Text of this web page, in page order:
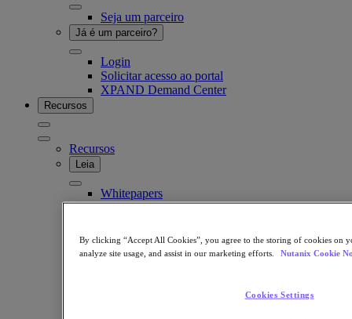
Seja um parceiro
Já é um parceiro?
Login
Solicitar acesso ao portal
XPAND Demand Center
Recursos
Recursos
Leia
Whitepapers
E-Books
Histórias dos clientes
Glossário
By clicking “Accept All Cookies”, you agree to the storing of cookies on
analyze site usage, and assist in our marketing efforts.
Nutanix Cookie
Cookies Settings